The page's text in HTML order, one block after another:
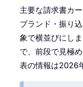
主要な請求書カ
ブランド・振り
象で横並びにし
で、前段で見極
表の情報は2026